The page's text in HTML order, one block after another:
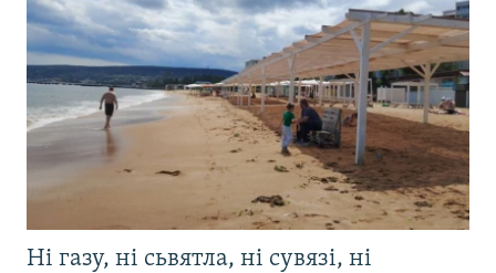
Ні газу, ні сьвятла, ні сувязі, ні